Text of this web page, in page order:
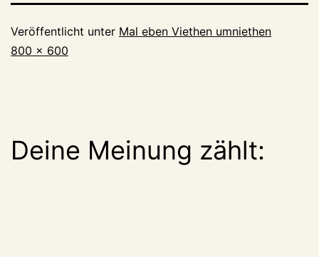
Veröffentlicht unter Mal eben Viethen umniethen
Originalgröße
800 × 600
Deine Meinung zählt: